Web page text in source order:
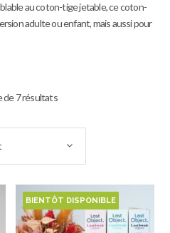
au coton-tige jetable, ce coton-
adulte ou enfant, mais aussi pour
de 7 résultats